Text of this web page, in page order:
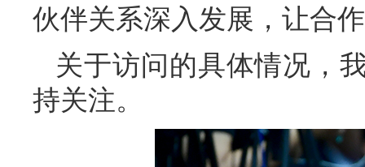
伙伴关系深入发展，让合
关于访问的具体情况，
持关注。